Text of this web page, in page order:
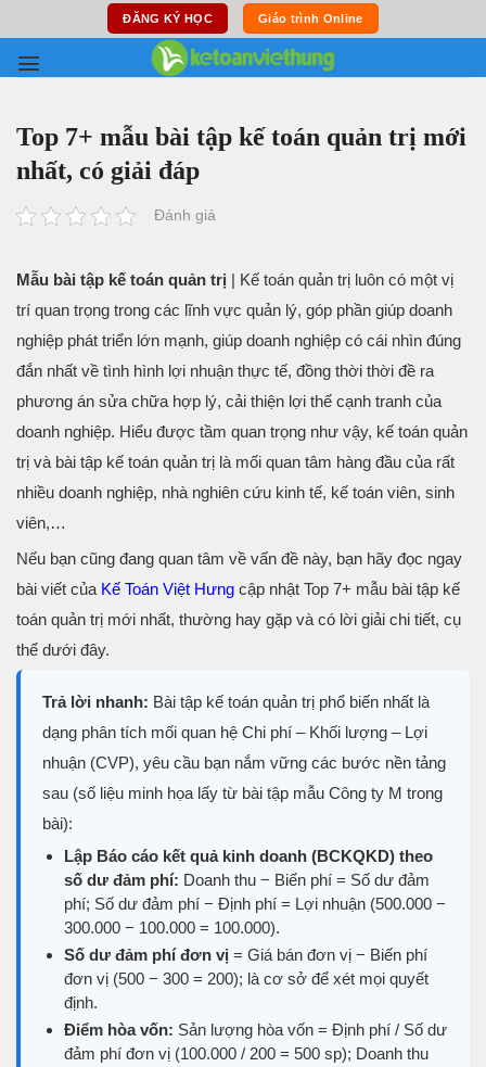
content
ĐĂNG KÝ HỌC Giáo trình Online
Top 7+ mẫu bài tập kế toán quản trị mới
nhất, có giải đáp
Đánh giá
Mẫu bài tập kế toán quản trị | Kế toán quản trị luôn có một vị
trí quan trọng trong các lĩnh vực quản lý, góp phần giúp doanh
nghiệp phát triển lớn mạnh, giúp doanh nghiệp có cái nhìn đúng
đắn nhất về tình hình lợi nhuận thực tế, đồng thời thời đề ra
phương án sửa chữa hợp lý, cải thiện lợi thế cạnh tranh của
doanh nghiệp. Hiểu được tầm quan trọng như vậy, kế toán quản
trị và bài tập kế toán quản trị là mối quan tâm hàng đầu của rất
nhiều doanh nghiệp, nhà nghiên cứu kinh tế, kế toán viên, sinh
viên,…
Nếu bạn cũng đang quan tâm về vấn đề này, bạn hãy đọc ngay
bài viết của Kế Toán Việt Hưng cập nhật Top 7+ mẫu bài tập kế
toán quản trị mới nhất, thường hay gặp và có lời giải chi tiết, cụ
thể dưới đây.
Trả lời nhanh: Bài tập kế toán quản trị phổ biến nhất là
dạng phân tích mối quan hệ Chi phí – Khối lượng – Lợi
nhuận (CVP), yêu cầu bạn nắm vững các bước nền tảng
sau (số liệu minh họa lấy từ bài tập mẫu Công ty M trong
bài):
Lập Báo cáo kết quả kinh doanh (BCKQKD) theo
số dư đảm phí: Doanh thu − Biến phí = Số dư đảm
phí; Số dư đảm phí − Định phí = Lợi nhuận (500.000 −
300.000 − 100.000 = 100.000).
Số dư đảm phí đơn vị = Giá bán đơn vị − Biến phí
đơn vị (500 − 300 = 200); là cơ sở để xét mọi quyết
định.
Điểm hòa vốn: Sản lượng hòa vốn = Định phí / Số dư
đảm phí đơn vị (100.000 / 200 = 500 sp); Doanh thu